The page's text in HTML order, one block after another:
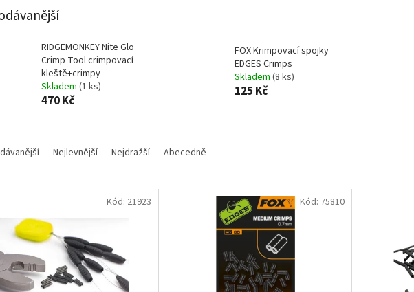
RIDGEMONKEY Nite Glo
Crimp Tool crimpovací
kleště+crimpy
Skladem (1 ks)
470 Kč
FOX Krimpovací spojky
EDGES Crimps
Skladem (8 ks)
125 Kč
Nejlevnější Nejdražší Abecedně
Kód: 21923 Kód: 75810